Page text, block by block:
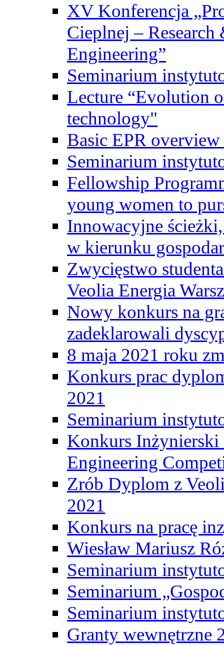
XV Konferencja
Cieplnej –
Engineering”
Seminarium
Lecture “Evolution
technology"
Basic EPR overview
Seminarium
Fellowship
young women to
Innowacyjne
w kierunku
Zwycięstwo
Veolia Energia
Nowy konkurs na
zadeklarowali
8 maja 2021 roku
Konkurs prac
2021
Seminarium
Konkurs
Engineering
Zrób Dyplom z
2021
Konkurs na pracę
Wiesław Mariusz
Seminarium
Seminarium
Seminarium
Granty wewnętrzne